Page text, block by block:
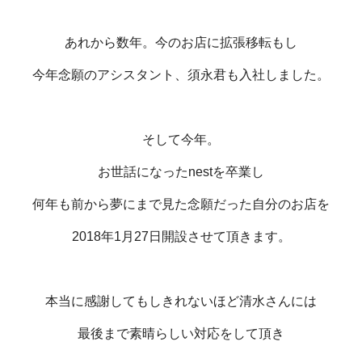
あれから数年。今のお店に拡張移転もし
今年念願のアシスタント、須永君も入社しました。
そして今年。
お世話になったnestを卒業し
何年も前から夢にまで見た念願だった自分のお店を
2018年1月27日開設させて頂きます。
本当に感謝してもしきれないほど清水さんには
最後まで素晴らしい対応をして頂き